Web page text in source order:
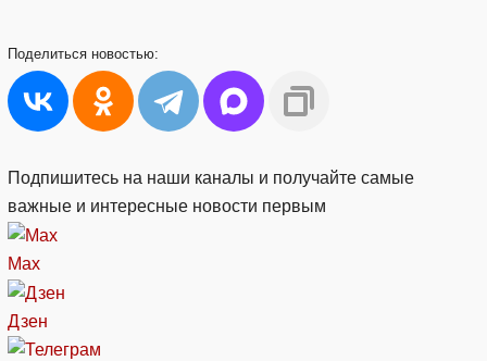
Поделиться новостью:
Подпишитесь на наши каналы и получайте самые
важные и интересные новости первым
Max
Дзен